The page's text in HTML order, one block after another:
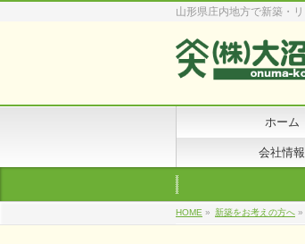
山形県庄内地方で新築・
ホーム
会社情報
HOME » 新築をお考えの方へ »